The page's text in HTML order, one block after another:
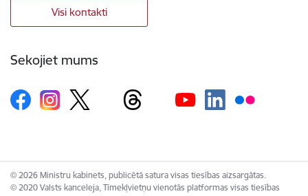
Visi kontakti
Sekojiet mums
© 2026 Ministru kabinets, publicētā satura visas tiesības aizsargātas.
© 2020 Valsts kanceleja, Tīmekļvietņu vienotās platformas visas tiesības